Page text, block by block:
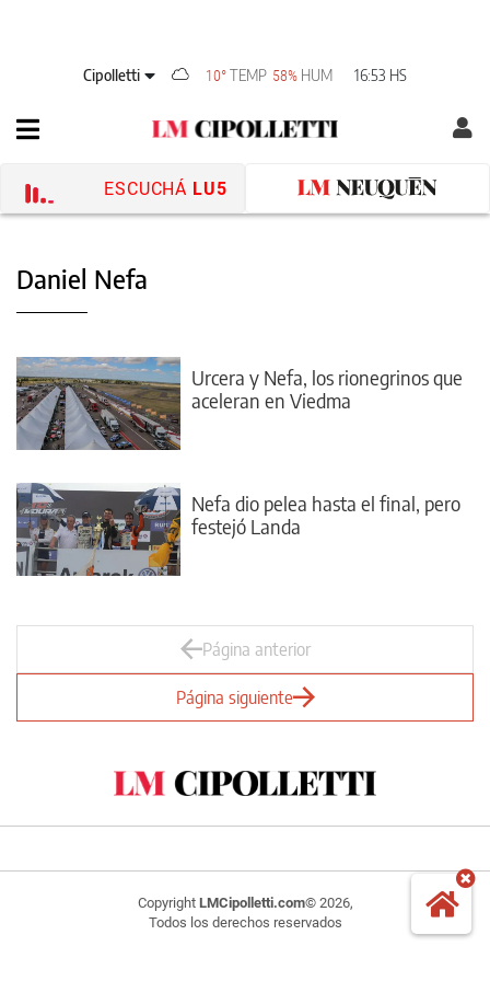
Cipolletti 10°TEMP 58% HUM 16:53 HS
ESCUCHÁ LU5
Daniel Nefa
Urcera y Nefa, los rionegrinos que
aceleran en Viedma
Nefa dio pelea hasta el final, pero
festejó Landa
Página anterior
Página siguiente
Copyright LMCipolletti.com© 2026,
Todos los derechos reservados